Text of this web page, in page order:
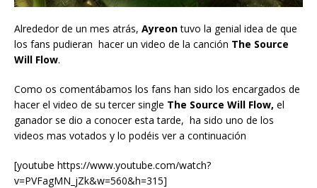
Alrededor de un mes atrás, Ayreontuvo la genial idea de que
los fans pudieran hacer un video de la canción The Source
Will Flow.
Como os comentábamos los fans han sido los encargados de
hacer el video de su tercer single The Source Will Flow, el
ganador se dio a conocer esta tarde, ha sido uno de los
videos mas votados y lo podéis ver a continuación
[youtube https://www.youtube.com/watch?
v=PVFagMN_jZk&w=560&h=315]